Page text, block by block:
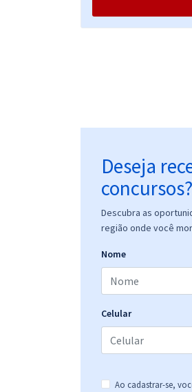
Deseja
concursos?
Descubra as
região onde você
Nome
Celular
Ao cadastrar-se,